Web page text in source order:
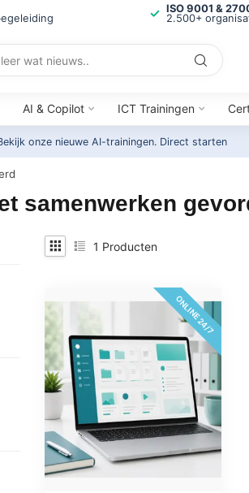
ISO 9001 &
2.500+
AI & Copilot ICT Trainingen
onze nieuwe AI-trainingen. Direct starten
samenwerken
1 Producten
ONLINE 24/7